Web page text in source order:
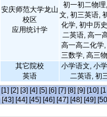
安庆师范大学龙山
校区
应用统计学
初一初二物
文, 初三英语,
化学, 初中历
二英语, 高一
高一高二化学
三数学, 高三
其它院校
英语
小学语文, 小
二英语, 初
[1] [2] [3] [4] [5] [6] [7] [8] [9] [10]
[43] [44] [45] [46] [47] [48] [49]